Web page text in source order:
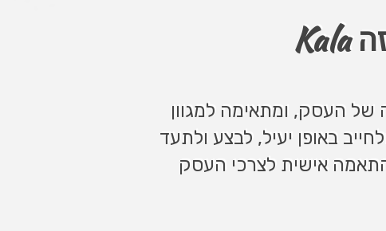
Kala
של העסק, ומתאימה למגוון
באופן יעיל, לבצע ולתעד
אישית לצרכי העסק